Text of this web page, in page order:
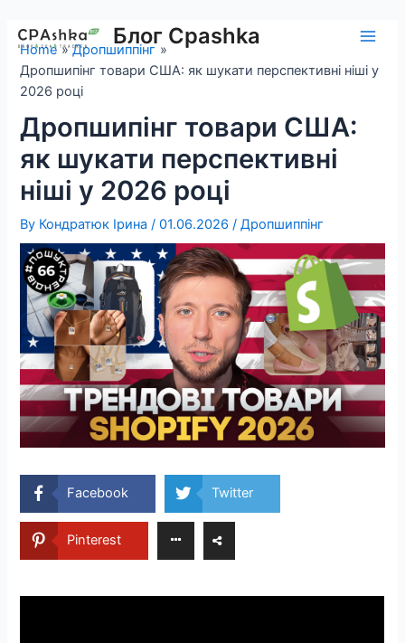
content
Блог Cpashka
Home
Дропшиппінг
Дропшипінг товари США: як шукати перспективні ніші у
2026 році
Дропшипінг товари США:
як шукати перспективні
ніші у 2026 році
By Кондратюк Ірина/01.06.2026/Дропшиппінг
Facebook Twitter
Pinterest